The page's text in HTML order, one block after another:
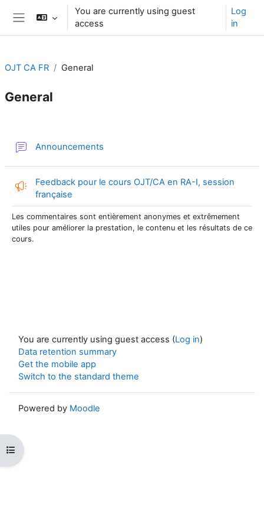
Skip to main content
You are currently using guest
access
Log
in
Open course index
OJT CA FR General
General
Announcements
Feedback pour le cours OJT/CA en RA-I, session
française
Les commentaires sont entièrement anonymes et extrêmement
utiles pour améliorer la prestation, le contenu et les résultats de ce
cours.
You are currently using guest access (Log in)
Data retention summary
Get the mobile app
Switch to the standard theme
Powered by Moodle